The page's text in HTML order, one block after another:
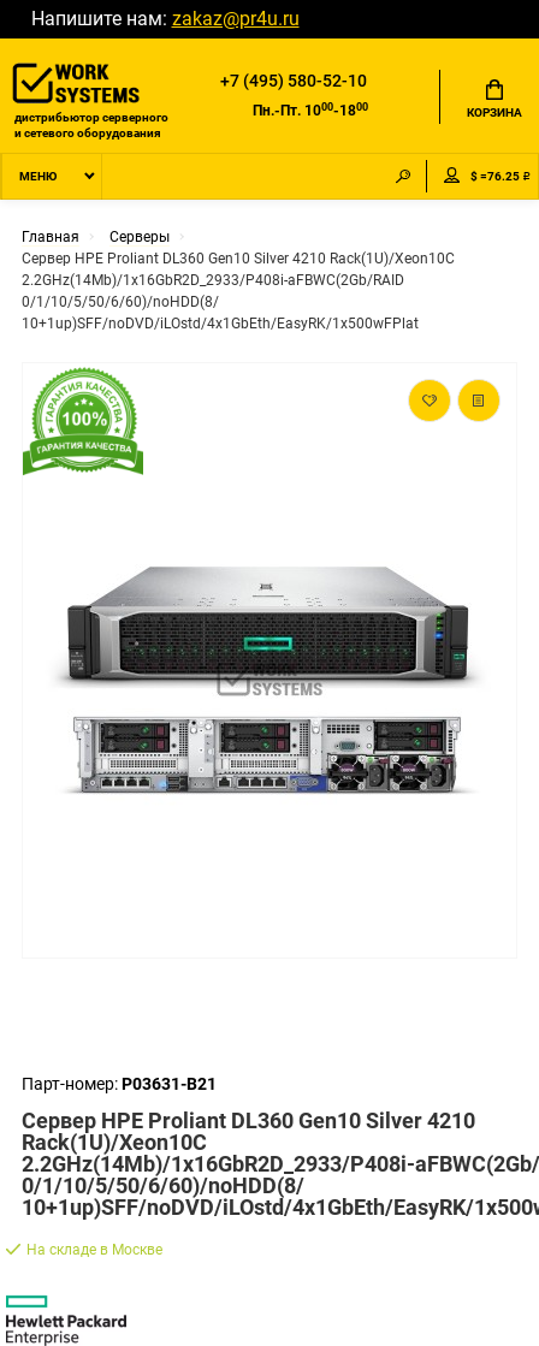
Напишите нам: zakaz@pr4u.ru
дистрибьютор серверного
и сетевого оборудования
+7 (495) 580-52-10
Пн.-Пт. 1000-1800 КОРЗИНА
МЕНЮ $ =76.25 ₽
Главная
Серверы
Сервер HPE Proliant DL360 Gen10 Silver 4210 Rack(1U)/Xeon10C
2.2GHz(14Mb)/1x16GbR2D_2933/P408i-aFBWC(2Gb/RAID
0/1/10/5/50/6/60)/noHDD(8/
10+1up)SFF/noDVD/iLOstd/4x1GbEth/EasyRK/1x500wFPlat
Парт-номер:P03631-B21
Сервер HPE Proliant DL360 Gen10 Silver 4210
Rack(1U)/Xeon10C
2.2GHz(14Mb)/1x16GbR2D_2933/P408i-
0/1/10/5/50/6/60)/noHDD(8/
10+1up)SFF/noDVD/iLOstd/4x1GbEth/EasyRK/
На складе в Москве